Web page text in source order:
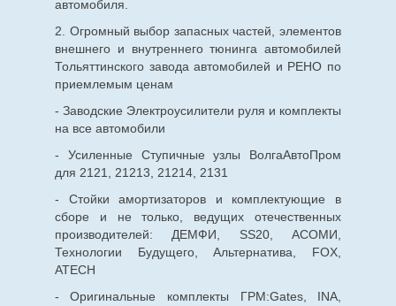
автомобиля.
2. Огромный выбор запасных частей, элементов
внешнего и внутреннего тюнинга автомобилей
Тольяттинского завода автомобилей и РЕНО по
приемлемым ценам
- Заводские Электроусилители руля и комплекты
на все автомобили
- Усиленные Ступичные узлы ВолгаАвтоПром
для 2121, 21213, 21214, 2131
- Стойки амортизаторов и комплектующие в
сборе и не только, ведущих отечественных
производителей: ДЕМФИ, SS20, АСОМИ,
Технологии Будущего, Альтернатива, FOX,
ATECH
- Оригинальные комплекты ГРМ:Gates, INA,